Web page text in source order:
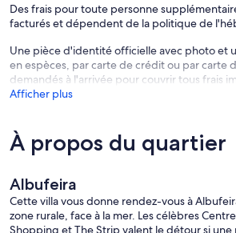
Des frais pour toute personne
facturés et dépendent de la politique de
Une pièce d'identité officielle avec photo et
en espèces, par carte de crédit ou par carte
demandés à l'arrivée pour couvrir tous frais
Afficher plus
À propos du quartier
Albufeira
Cette villa vous donne rendez-vous à
zone rurale, face à la mer. Les célèbres
Shopping et The Strip valent le détour si une